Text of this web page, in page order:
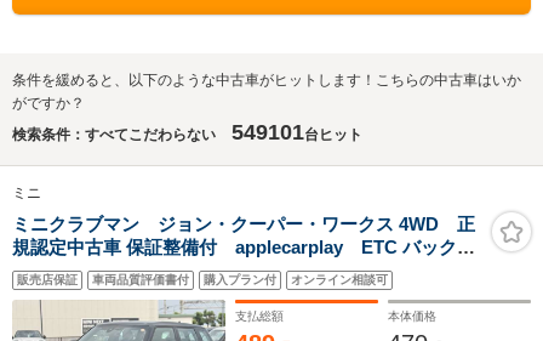
条件を緩めると、以下のような中古車がヒットします！こちらの中古車はいか
がですか？
検索条件：すべてこだわらない
549101台ヒット
ミニ
ミニクラブマン ジョン・クーパー・ワークス 4WD 正
規認定中古車 保証整備付 applecarplay ETC バックカ
メラ 衝突軽減ブレーキ アイドリングストップ 障害物ソナ
ー アクティブクルコン LEDライト 純正ホイール
販売店保証 車両品質評価書付 購入プラン付 オンライン相談可
支払総額 本体価格